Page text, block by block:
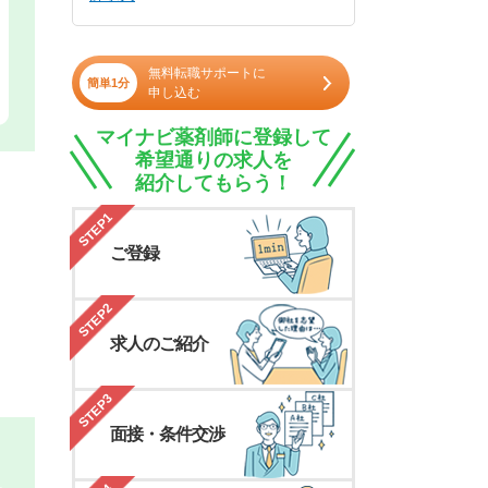
簡単1分
無料転職サポートに
申し込む
マイナビ薬剤師に登録して
希望通りの求人を
紹介してもらう！
STEP1
ご登録
STEP2
求人のご紹介
STEP3
面接・条件交渉